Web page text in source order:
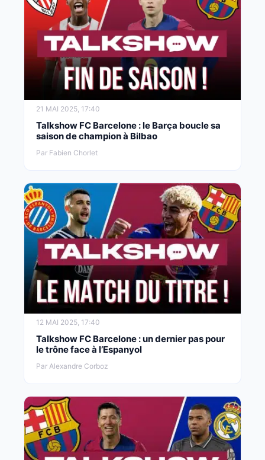
21 MAI 2025, 17:40
Talkshow FC Barcelone : le Barça boucle sa
saison de champion à Bilbao
Par Fabien Chorlet
12 MAI 2025, 17:40
Talkshow FC Barcelone : un dernier pas pour
le trône face à l’Espanyol
Par Alexandre Corboz